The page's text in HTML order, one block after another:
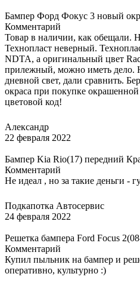
Бампер Форд Фокус 3 новый
Комментарий
Товар в наличии, как обещали.
Технопласт неверный.
NDTA, а оригинальный цвет
прилежный, можно иметь дело.
дневной свет, дали сравнить.
окраса при покупке окрашенной
цветовой код!
Александр
22 февраля 2022
Бампер Kia Rio(17) передний
Комментарий
Не идеал , но за такие деньги -
Подкапотка Автосервис
24 февраля 2022
Решетка бампера Ford Focus
Комментарий
Купил пыльник на бампер и
оперативно, культурно :)